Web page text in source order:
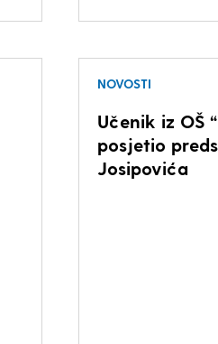
NOVOSTI
Učenik iz OŠ
posjetio
Josipovića